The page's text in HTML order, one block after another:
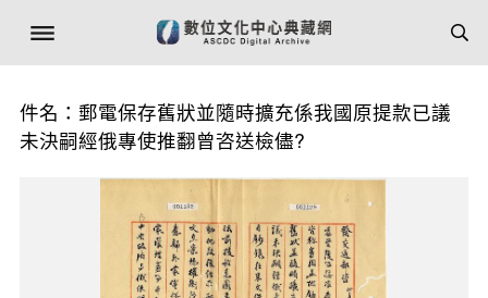
件名：郵電保存舊狀並隨時擴充係我國原提款已議
未決嗣經俄專使推翻曾咨送檢儘?